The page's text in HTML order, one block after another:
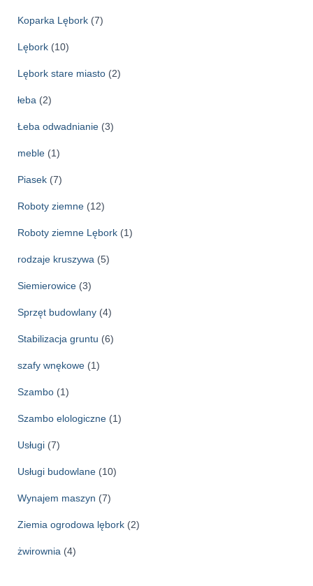
Koparka Lębork (7)
Lębork (10)
Lębork stare miasto (2)
łeba (2)
Łeba odwadnianie (3)
meble (1)
Piasek (7)
Roboty ziemne (12)
Roboty ziemne Lębork (1)
rodzaje kruszywa (5)
Siemierowice (3)
Sprzęt budowlany (4)
Stabilizacja gruntu (6)
szafy wnękowe (1)
Szambo (1)
Szambo elologiczne (1)
Usługi (7)
Usługi budowlane (10)
Wynajem maszyn (7)
Ziemia ogrodowa lębork (2)
żwirownia (4)